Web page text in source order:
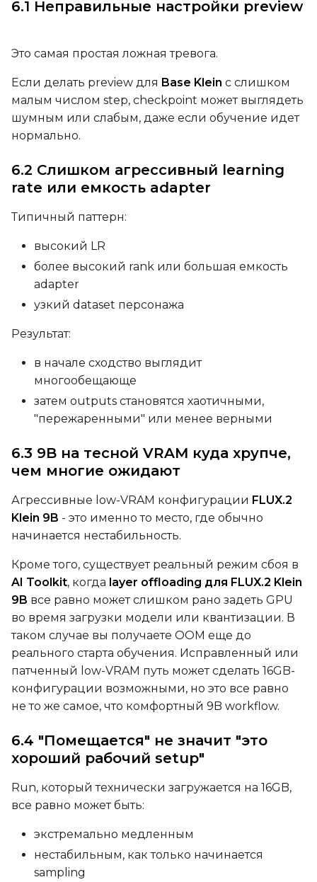
LoRA Scale
Prompt
Prompt
Width
Height
6.1 Неправильные настройки preview
Это самая простая ложная тревога.
Если делать preview для Base Klein с слишком
малым числом step, checkpoint может выглядеть
шумным или слабым, даже если обучение идет
нормально.
6.2 Слишком агрессивный learning
rate или емкость adapter
Типичный паттерн:
высокий LR
более высокий rank или большая емкость
adapter
узкий dataset персонажа
Результат:
в начале сходство выглядит
многообещающе
затем outputs становятся хаотичными,
"пережаренными" или менее верными
6.3 9B на тесной VRAM куда хрупче,
чем многие ожидают
Агрессивные low-VRAM конфигурации FLUX.2
Klein 9B - это именно то место, где обычно
начинается нестабильность.
Кроме того, существует реальный режим сбоя в
AI Toolkit, когда layer offloading для FLUX.2 Klein
9B все равно может слишком рано задеть GPU
во время загрузки модели или квантизации. В
таком случае вы получаете OOM еще до
реального старта обучения. Исправленный или
патченный low-VRAM путь может сделать 16GB-
конфигурации возможными, но это все равно
не то же самое, что комфортный 9B workflow.
6.4 "Помещается" не значит "это
хороший рабочий setup"
Run, который технически загружается на 16GB,
все равно может быть:
экстремально медленным
нестабильным, как только начинается
sampling